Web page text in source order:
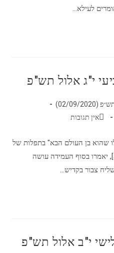
לעילא…
י"ג אלול תש"פ
09/2020)
אין תגובות
שהוא בן העולם הבא" בתפלות של
יאמרו בסוף העמידה עושה
צבור בקדיש…
י"ב אלול תש"פ